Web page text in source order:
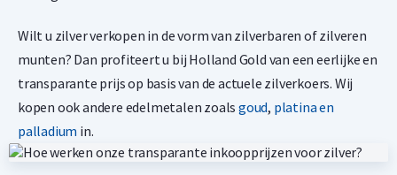
- +
€59.483,02
Valcambi 1 kilogram goudbaar opslag Zwitserland
1,50% onder spot
Wilt u zilver verkopen in de vorm van zilverbaren of zilveren
munten? Dan profiteert u bij Holland Gold van een eerlijke en
transparante prijs op basis van de actuele zilverkoers. Wij
kopen ook andere edelmetalen zoalsgoud, platina en
palladium in.